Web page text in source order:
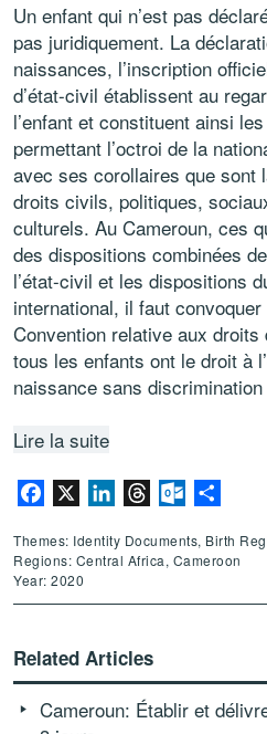
Un enfant qui n’est pas
pas juridiquement. La
naissances, l’inscription
d’état-civil établissent au
l’enfant et constituent ainsi
permettant l’octroi de la
avec ses corollaires que sont
droits civils, politiques,
culturels. Au Cameroun, ces
des dispositions combinées
l’état-civil et les dispositions
international, il faut
Convention relative aux droits
tous les enfants ont le droit à
naissance sans discrimination
Lire la suite
Facebook LinkedInThreads
Themes: Identity Documents, Birth
Regions: Central Africa, Cameroon
Year: 2020
Related Articles
Cameroun: Établir et